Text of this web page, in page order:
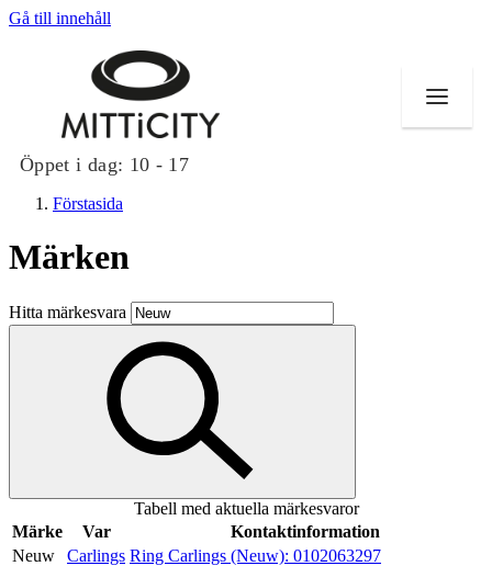
Gå till innehåll
Öppet i dag: 10 - 17
Butiker
Evenemang
Erbjudanden
Inspiration
Sök
Förstasida
Märken
Hitta märkesvara
Tabell med aktuella märkesvaror
Märke
Var
Kontaktinformation
Neuw
Carlings Ring Carlings (Neuw): 0102063297